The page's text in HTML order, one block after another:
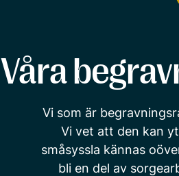
Våra
Vi som är
Vi vet att den kan
småsyssla kännas
bli en del av